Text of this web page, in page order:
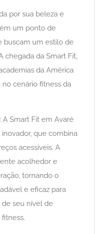
por sua beleza e
um ponto de
buscam um estilo de
chegada da Smart Fit,
da América
no cenário fitness da
A Smart Fit em Avaré
que combina
acessíveis. A
acolhedor e
tornando o
e eficaz para
seu nível de